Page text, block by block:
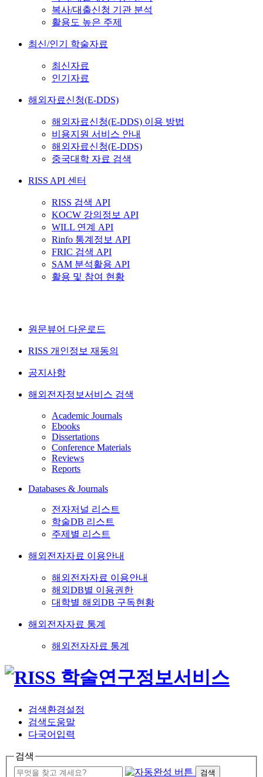
복사/대출신청 기관 분석
활용도 높은 주제
최신/인기 학술자료
최신자료
인기자료
해외자료신청(E-DDS)
해외자료신청(E-DDS) 이용 방법
비용지원 서비스 안내
해외자료신청(E-DDS)
중국대학 자료 검색
RISS API 센터
RISS 검색 API
KOCW 강의정보 API
WILL 연계 API
Rinfo 통계정보 API
FRIC 검색 API
SAM 분석활용 API
활용 및 참여 현황
원문뷰어 다운로드
RISS 개인정보 재동의
공지사항
해외전자정보서비스 검색
Academic Journals
Ebooks
Dissertations
Conference Materials
Reviews
Reports
Databases & Journals
전자저널 리스트
학술DB 리스트
주제별 리스트
해외전자자료 이용안내
해외전자자료 이용안내
해외DB별 이용권한
대학별 해외DB 구독현황
해외전자자료 통계
해외전자자료 통계
검색환경설정
검색도움말
다국어입력
검색
검색